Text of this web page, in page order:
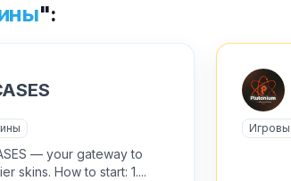
":
— your gateway to
skins. How to start: 1....